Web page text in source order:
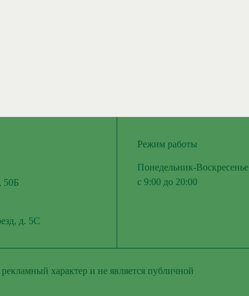
50Б
д. 5С
Режим работы
Понедельник-Воскресенье
с 9:00 до 20:00
характер и не является публичной